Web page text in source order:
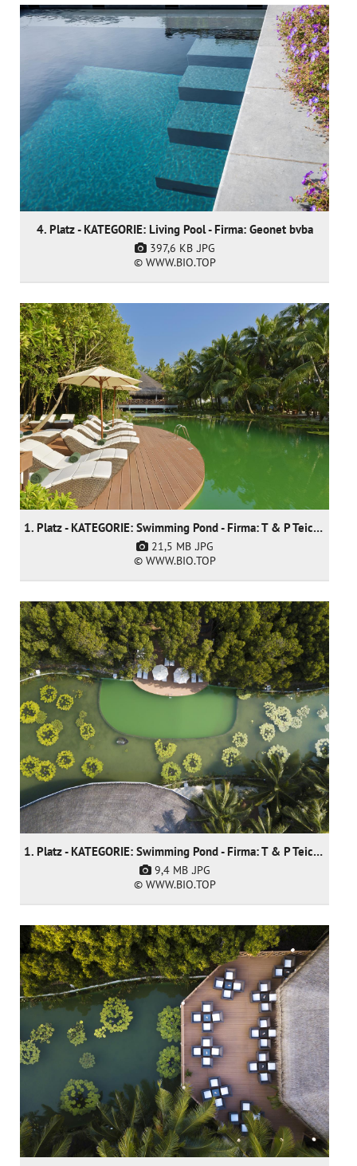
4. Platz - KATEGORIE: Living Pool - Firma: Geonet bvba
397,6 KB .JPG
© WWW.BIO.TOP
1. Platz - KATEGORIE: Swimming Pond - Firma: T & P Teich und Pool GmbH
21,5 MB .JPG
© WWW.BIO.TOP
1. Platz - KATEGORIE: Swimming Pond - Firma: T & P Teich und Pool GmbH
9,4 MB .JPG
© WWW.BIO.TOP